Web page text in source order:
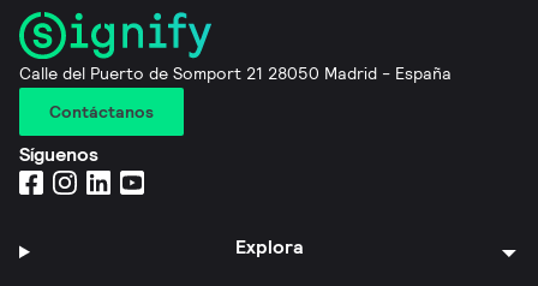
Calle del Puerto de Somport 21 28050 Madrid - España
Contáctanos
Síguenos
Explora